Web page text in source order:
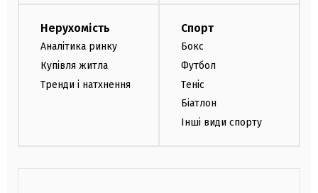
Нерухомість
Аналітика ринку
Купівля житла
Тренди і натхнення
Спорт
Бокс
Футбол
Теніс
Біатлон
Інші види спорту